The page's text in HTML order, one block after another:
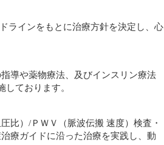
ラインをもとに治療方針を決定し、心
導や薬物療法、及びインスリン療法
ております。
比）/ＰＷＶ（脈波伝搬 速度）検査・
療ガイドに沿った治療を実践し、動